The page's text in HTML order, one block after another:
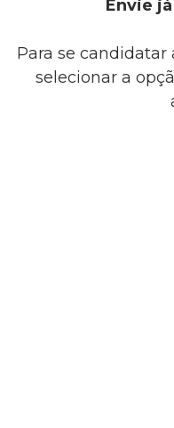
Envie
Para se
selecionar a